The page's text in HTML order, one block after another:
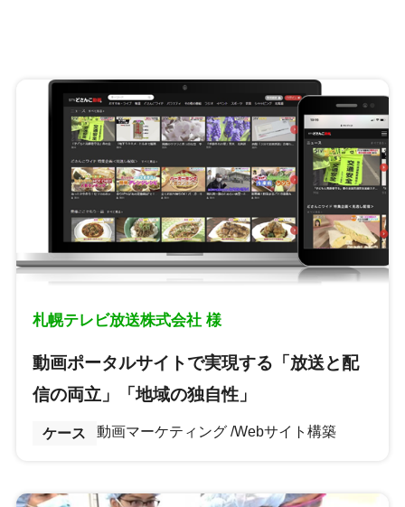
札幌テレビ放送株式会社 様
動画ポータルサイトで実現する「放送と配
信の両立」「地域の独自性」
ケース 動画マーケティング Webサイト構築